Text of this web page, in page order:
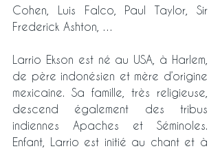
Cohen, Luis Falco, Paul Taylor, Sir
Frederick Ashton, …
Larrio Ekson est né au USA, à Harlem,
de père indonésien et mère d’origine
mexicaine. Sa famille, très religieuse,
descend également des tribus
indiennes Apaches et Séminoles.
Enfant, Larrio est initié au chant et à